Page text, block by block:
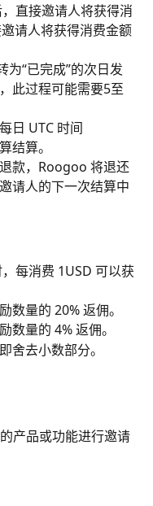
直接邀请人将获得消
请人将获得消费金额
为“已完成”的次日发
此过程可能需要5至
日 UTC 时间
结算。
款，Roogoo 将退还
请人的下一次结算中
每消费 1USD 可以获
数量的 20% 返佣。
数量的 4% 返佣。
舍去小数部分。
产品或功能进行邀请